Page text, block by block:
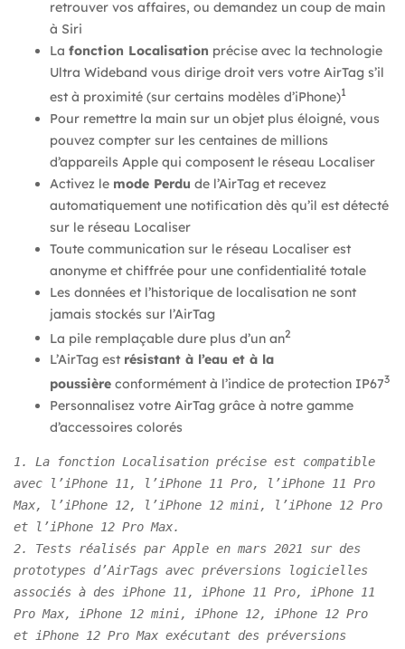
retrouver vos affaires, ou demandez un coup de main
à Siri
La fonction Localisation précise avec la technologie
Ultra Wideband vous dirige droit vers votre AirTag s’il
est à proximité (sur certains modèles d’iPhone)1
Pour remettre la main sur un objet plus éloigné, vous
pouvez compter sur les centaines de millions
d’appareils Apple qui composent le réseau Localiser
Activez le mode Perdu de l’AirTag et recevez
automatiquement une notification dès qu’il est détecté
sur le réseau Localiser
Toute communication sur le réseau Localiser est
anonyme et chiffrée pour une confidentialité totale
Les données et l’historique de localisation ne sont
jamais stockés sur l’AirTag
La pile remplaçable dure plus d’un an2
L’AirTag est résistant à l’eau et à la
poussière conformément à l’indice de protection IP673
Personnalisez votre AirTag grâce à notre gamme
d’accessoires colorés
1. La fonction Localisation précise est compatible
avec l’iPhone 11, l’iPhone 11 Pro, l’iPhone 11 Pro
Max, l’iPhone 12, l’iPhone 12 mini, l’iPhone 12 Pro
et l’iPhone 12 Pro Max.
2. Tests réalisés par Apple en mars 2021 sur des
prototypes d’AirTags avec préversions logicielles
associés à des iPhone 11, iPhone 11 Pro, iPhone 11
Pro Max, iPhone 12 mini, iPhone 12, iPhone 12 Pro
et iPhone 12 Pro Max exécutant des préversions